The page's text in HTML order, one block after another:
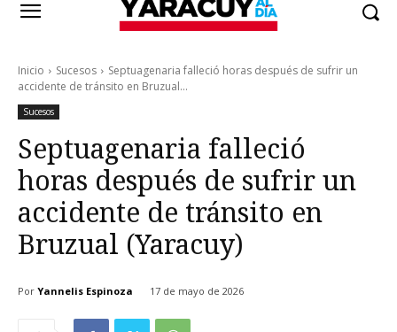
Inicio Sucesos
Septuagenaria falleció horas después de sufrir un
accidente de tránsito en Bruzual...
Sucesos
Septuagenaria falleció
horas después de sufrir un
accidente de tránsito en
Bruzual (Yaracuy)
Por Yannelis Espinoza 17 de mayo de 2026